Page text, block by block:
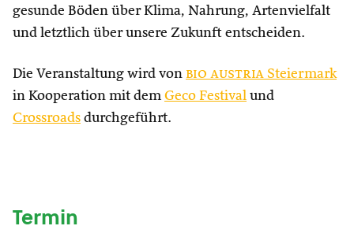
gesunde Böden über Klima, Nahrung, Artenvielfalt
und letztlich über unsere Zukunft entscheiden.
Die Veranstaltung wird von bio austria Steiermark
in Kooperation mit dem Geco Festival und
Crossroads durchgeführt.
Termin